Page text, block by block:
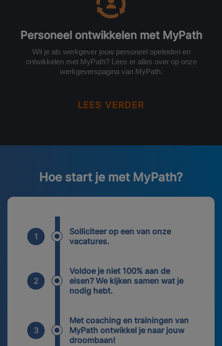
Personeel ontwikkelen met MyPath
Wil je als werkgever jouw personeel opeleiden en
ontwikkelen met MyPath? Lees er alles over op onze
werkgeverspagina van MyPath.
LEES VERDER
Hoe start je met MyPath?
1
Solliciteer op een van onze
vacatures.
2
Voldoe je niet 100% aan de
eisen? We kijken samen wat je
nodig hebt.
3
Met coaching en trainingen van
MyPath ontwikkel je naar jouw
droombaan!